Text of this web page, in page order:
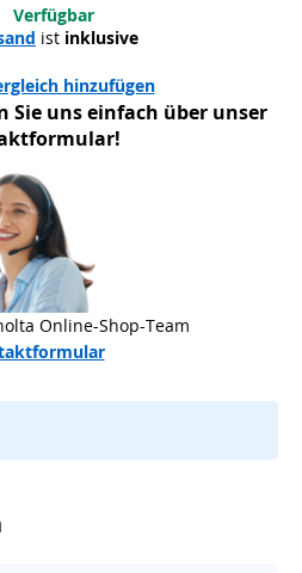
Verfügbar
ist inklusive
hinzufügen
Sie uns einfach über unser
Online-Shop-Team